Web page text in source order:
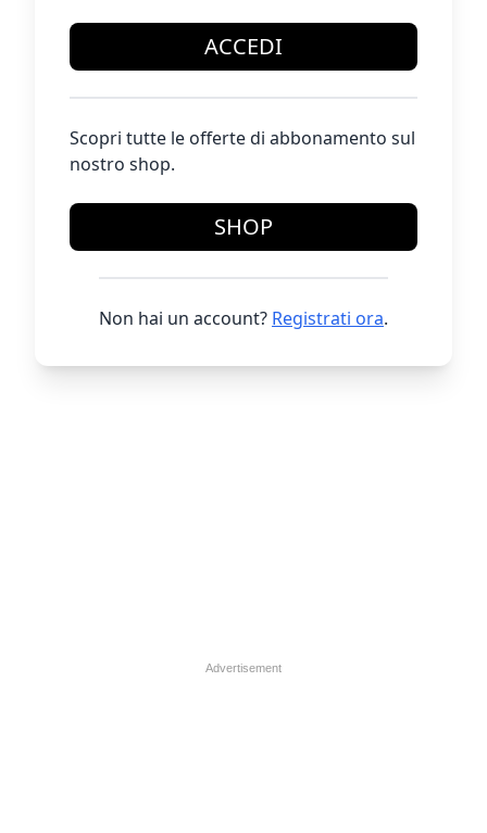
ACCEDI
Scopri tutte le offerte di abbonamento sul
nostro shop.
SHOP
Non hai un account? Registrati ora.